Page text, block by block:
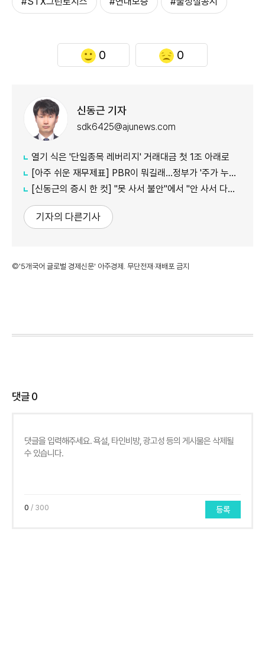
0 0
신동근 기자
sdk6425@ajunews.com
열기 식은 '단일종목 레버리지' 거래대금 첫 1조 아래로
[아주 쉬운 재무제표] PBR이 뭐길래…정부가 '주가 누르기'에 칼 빼든 이유
[신동근의 증시 한 컷] "못 사서 불안"에서 "안 사서 다행"으로…증시 덮친 '조모'
기자의 다른기사
©'5개국어 글로벌 경제신문' 아주경제. 무단전재·재배포 금지
댓글0
0 / 300 등록